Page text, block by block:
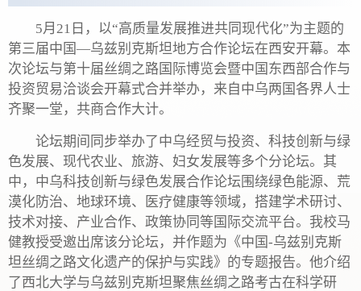
5月21日，以“高质量发展推进共同现代化”为主题的
第三届中国—乌兹别克斯坦地方合作论坛在西安开幕。本
次论坛与第十届丝绸之路国际博览会暨中国东西部合作与
投资贸易洽谈会开幕式合并举办，来自中乌两国各界人士
齐聚一堂，共商合作大计。
论坛期间同步举办了中乌经贸与投资、科技创新与绿
色发展、现代农业、旅游、妇女发展等多个分论坛。其
中，中乌科技创新与绿色发展合作论坛围绕绿色能源、荒
漠化防治、地球环境、医疗健康等领域，搭建学术研讨、
技术对接、产业合作、政策协同等国际交流平台。我校马
健教授受邀出席该分论坛，并作题为《中国-乌兹别克斯
坦丝绸之路文化遗产的保护与实践》的专题报告。他介绍
了西北大学与乌兹别克斯坦聚焦丝绸之路考古在科学研